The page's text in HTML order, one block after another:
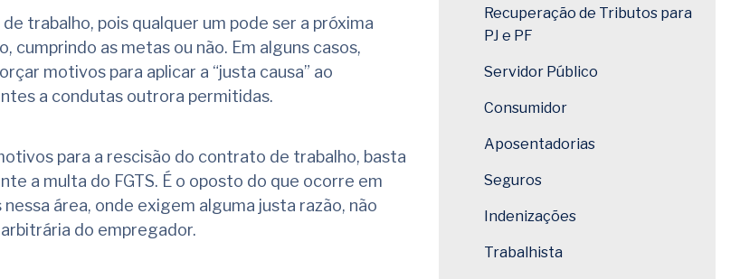
Recuperação de Tributos para
PJ e PF
Servidor Público
Consumidor
Aposentadorias
Seguros
Indenizações
Trabalhista
trabalho, pois qualquer um pode ser a próxima
cumprindo as metas ou não. Em alguns casos,
motivos para aplicar a “justa causa” ao
a condutas outrora permitidas.
para a rescisão do contrato de trabalho, basta
a multa do FGTS. É o oposto do que ocorre em
área, onde exigem alguma justa razão, não
do empregador.